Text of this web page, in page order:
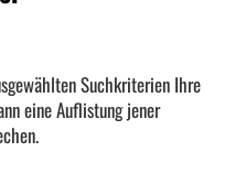
Suchkriterien Ihre
eine Auflistung jener